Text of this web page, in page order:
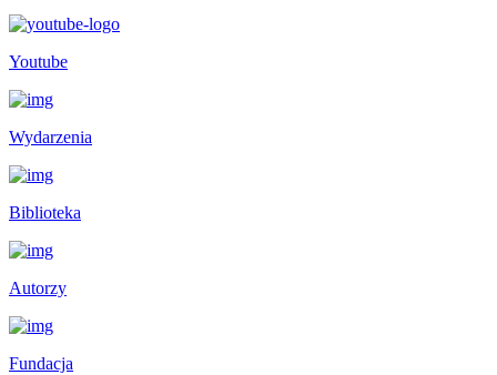
Youtube
Wydarzenia
Biblioteka
Autorzy
Fundacja